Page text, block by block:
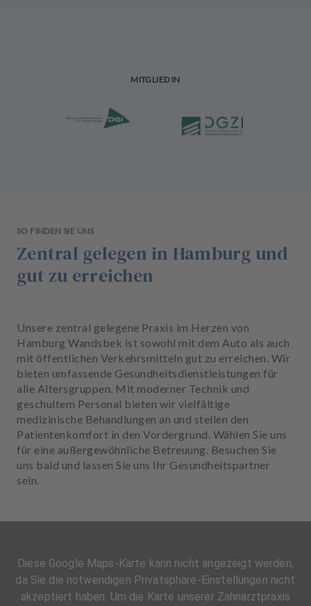
MITGLIED IN
SO FINDEN SIE UNS
Zentral gelegen in Hamburg und
gut zu erreichen
Unsere zentral gelegene Praxis im Herzen von
Hamburg Wandsbek ist sowohl mit dem Auto als auch
mit öffentlichen Verkehrsmitteln gut zu erreichen. Wir
bieten umfassende Gesundheitsdienstleistungen für
alle Altersgruppen. Mit moderner Technik und
geschultem Personal bieten wir vielfältige
medizinische Behandlungen an und stellen den
Patientenkomfort in den Vordergrund. Wählen Sie uns
für eine außergewöhnliche Betreuung. Besuchen Sie
uns bald und lassen Sie uns Ihr Gesundheitspartner
sein.
Diese Google Maps-Karte kann nicht angezeigt werden,
da Sie die notwendigen Privatsphäre-Einstellungen nicht
akzeptiert haben. Um die Karte unserer Zahnarztpraxis